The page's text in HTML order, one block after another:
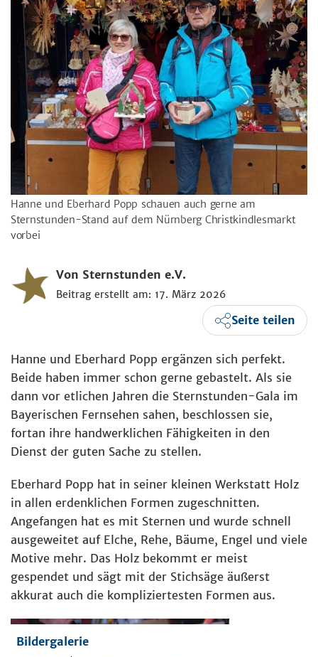
Hanne und Eberhard Popp schauen auch gerne am
Sternstunden-Stand auf dem Nürnberg Christkindlesmarkt
vorbei
Von Sternstunden e.V.
Beitrag erstellt am: 17. März 2026
Seite teilen
Hanne und Eberhard Popp ergänzen sich perfekt.
Beide haben immer schon gerne gebastelt. Als sie
dann vor etlichen Jahren die Sternstunden-Gala im
Bayerischen Fernsehen sahen, beschlossen sie,
fortan ihre handwerklichen Fähigkeiten in den
Dienst der guten Sache zu stellen.
Eberhard Popp hat in seiner kleinen Werkstatt Holz
in allen erdenklichen Formen zugeschnitten.
Angefangen hat es mit Sternen und wurde schnell
ausgeweitet auf Elche, Rehe, Bäume, Engel und viele
Motive mehr. Das Holz bekommt er meist
gespendet und sägt mit der Stichsäge äußerst
akkurat auch die kompliziertesten Formen aus.
Bildergalerie